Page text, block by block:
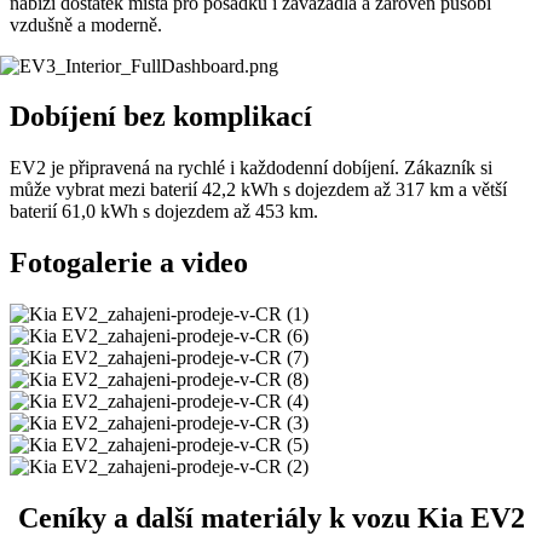
vzdušně a moderně.
Dobíjení bez komplikací
EV2 je připravená na rychlé i každodenní dobíjení. Zákazník si
může vybrat mezi baterií 42,2 kWh s dojezdem až 317 km a větší
baterií 61,0 kWh s dojezdem až 453 km.
Fotogalerie a video
Ceníky a další materiály k vozu Kia EV2